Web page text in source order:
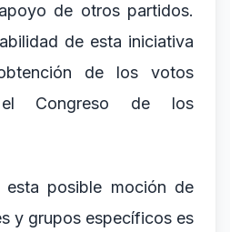
de otros partidos.
de esta iniciativa
de los votos
Congreso de los
esta posible moción de
y grupos específicos es